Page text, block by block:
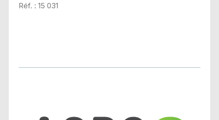
Réf. : 15 031